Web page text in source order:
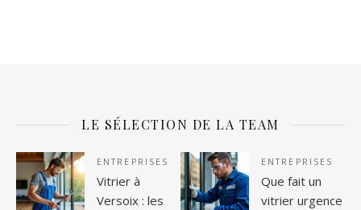
LE SÉLECTION DE LA TEAM
ENTREPRISES
Vitrier à
Versoix : les
ENTREPRISES
Que fait un
vitrier urgence